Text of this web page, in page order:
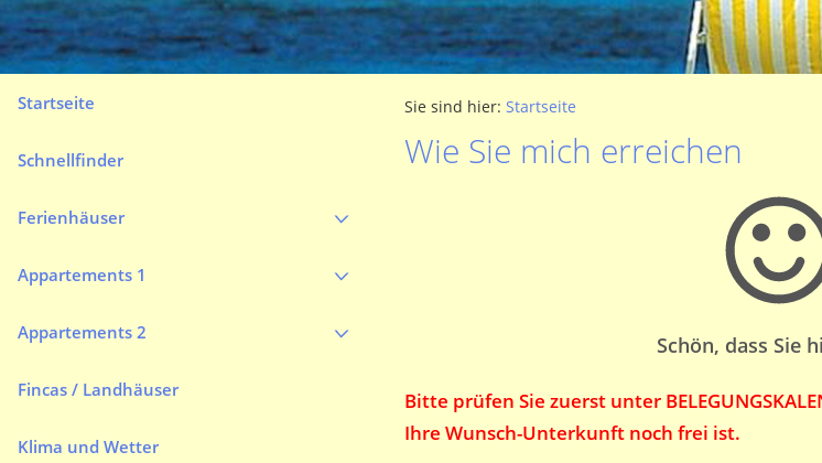
Startseite
Schnellfinder
Ferienhäuser
Appartements 1
Appartements 2
Fincas / Landhäuser
Klima und Wetter
Sie sind hier: Startseite
Wie Sie mich erreichen
Schön, dass Sie
Bitte prüfen Sie zuerst unter
Ihre Wunsch-Unterkunft noch frei ist.